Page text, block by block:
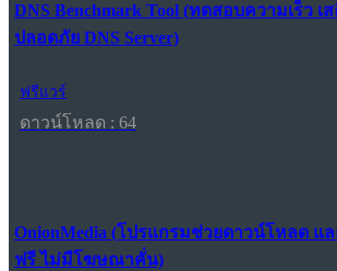
DNS Benchmark Tool (ทดสอบความเร็ว เ
ปลอดภัย DNS Server)
ฟรีแวร์
ดาวน์โหลด : 64
OnionMedia (โปรแกรมช่วยดาวน์โหลด แ
ฟรี ไม่มีโฆษณาคั่น)